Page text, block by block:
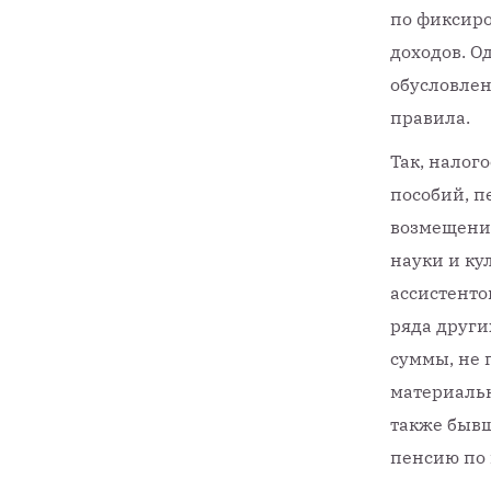
по
доходов.
правила.
Так,
пособий,
науки и
ряда
суммы, не
также
пенсию по